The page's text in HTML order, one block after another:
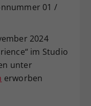
01 /
2024
im Studio
unter
erworben